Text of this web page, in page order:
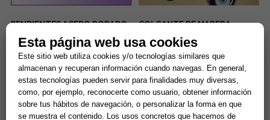
PENDIENTES ACERO DORADO
CON PESTAÑAS BRILLANTES
5,00 €
Comprar
COLGANTE DE MADERA
COLORES Y OJO TURCO
...
1,80 €
Comprar
Esta página web usa cookies
Este sitio web utiliza cookies y/o tecnologías similares que
almacenan y recuperan información cuando navegas. En general,
estas tecnologías pueden servir para finalidades muy diversas,
como, por ejemplo, reconocerte como usuario, obtener información
sobre tus hábitos de navegación, o personalizar la forma en que
se muestra el contenido. Los usos concretos que hacemos de